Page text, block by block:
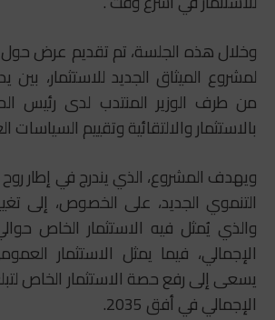
وخلال هذه الجلسة، تم تقديم عرض
لمشروع الميثاق الجديد للاستثمار، بين
من طرف الوزير المنتدب لدى رئيس
بالاستثمار والالتقائية ‏وتقييم السياسات
ويهدف المشروع، الذي يندرج في إطار
التنموي الجديد، على الخصوص، إلى
والذي يُمثل فيه الاستثمار الخاص
الإجمالي، فيما يمثل الاستثمار
يسعى إلى رفع حصة الاستثمار الخاص
الإجمالي في أفق 2035.